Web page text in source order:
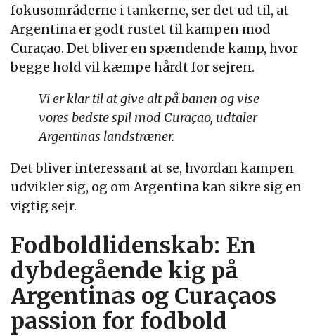
fokusområderne i tankerne, ser det ud til, at
Argentina er godt rustet til kampen mod
Curaçao. Det bliver en spændende kamp, hvor
begge hold vil kæmpe hårdt for sejren.
Vi er klar til at give alt på banen og vise
vores bedste spil mod Curaçao, udtaler
Argentinas landstræner.
Det bliver interessant at se, hvordan kampen
udvikler sig, og om Argentina kan sikre sig en
vigtig sejr.
Fodboldlidenskab: En
dybdegående kig på
Argentinas og Curaçaos
passion for fodbold